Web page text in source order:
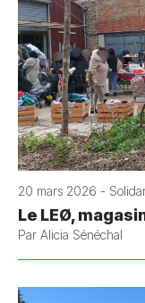
20 mars 2026 -
Le LEØ,
Par Alicia Sénéchal